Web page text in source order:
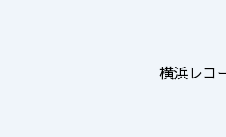
横浜レコ